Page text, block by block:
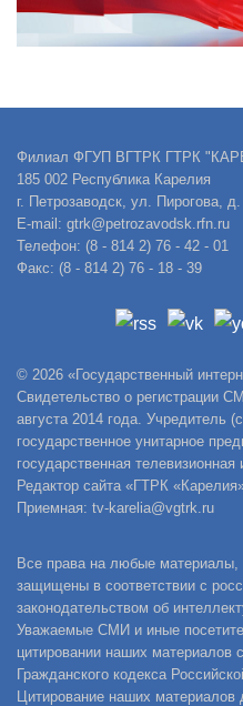
Филиал ФГУП ВГТРК ГТРК
185 002 Республика Карелия
г. Петрозаводск, ул. Пирогова,
E-mail: gtrk@petrozavodsk.rfn.ru
Телефон: (8 - 814 2) 76 - 42 - 01
Факс: (8 - 814 2) 76 - 18 - 39
© 2026 «Государственный
Свидетельство о регистрации
августа 2014 года. Учредитель
государственное унитарное
государственная
Редактор сайта «ГТРК
Приемная: tv-karelia@vgtrk.ru
Все права на любые материалы,
защищены в соответствии с
законодательством об
Уважаемые СМИ и иные
цитировании наших материалов
Гражданского кодекса
Цитирование наших материалов